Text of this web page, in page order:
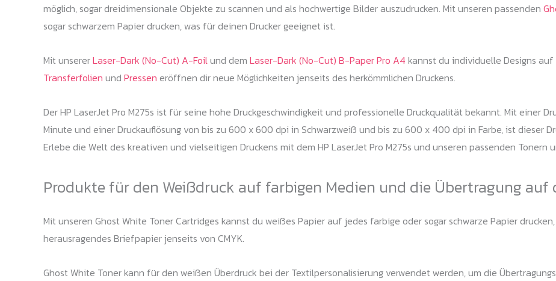
möglich, sogar dreidimensionale Objekte zu scannen und als hochwertige Bilder auszudrucken. Mit unseren passenden
sogar schwarzem Papier drucken, was für deinen Drucker geeignet ist.
Mit unsererLaser-Dark (No-Cut) A-Foilund dem Laser-Dark (No-Cut) B-Paper Pro A4 kannst du individuelle Designs
Transferfolien und Pressen eröffnen dir neue Möglichkeiten jenseits des herkömmlichen Druckens.
Der HP LaserJet Pro M275s ist für seine hohe Druckgeschwindigkeit und professionelle Druckqualität bekannt. Mit einer
Minute und einer Druckauflösung von bis zu 600 x 600 dpi in Schwarzweiß und bis zu 600 x 400 dpi in Farbe, ist dieser
Erlebe die Welt des kreativen und vielseitigen Druckens mit dem HP LaserJet Pro M275s und unseren passenden Tonern
Produkte für den Weißdruck auf farbigen Medien und die Übertragung auf
Mit unseren Ghost White Toner Cartridges kannst du weißes Papier auf jedes farbige oder sogar schwarze Papier
herausragendes Briefpapier jenseits von CMYK.
Ghost White Toner kann für den weißen Überdruck bei der Textilpersonalisierung verwendet werden, um die